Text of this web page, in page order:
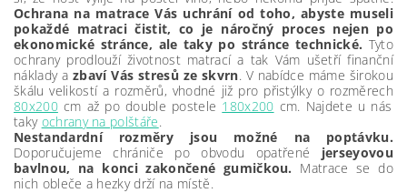
Ochrana na matrace Vás uchrání od toho, abyste museli
pokaždé matraci čistit, co je náročný proces nejen po
ekonomické stránce, ale taky po stránce technické. Tyto
ochrany prodlouží životnost matrací a tak Vám ušetří finanční
náklady azbaví Vás stresů ze skvrn. V nabídce máme širokou
škálu velikostí a rozměrů, vhodné již pro přistýlky o rozměrech
80x200cm až po double postele 180x200 cm. Najdete u nás
taky ochrany na polštáře.
Nestandardní rozměry jsou možné na poptávku.
Doporučujeme chrániče po obvodu opatřené jerseyovou
bavlnou, na konci zakončené gumičkou. Matrace se do
nich obleče a hezky drží na místě.